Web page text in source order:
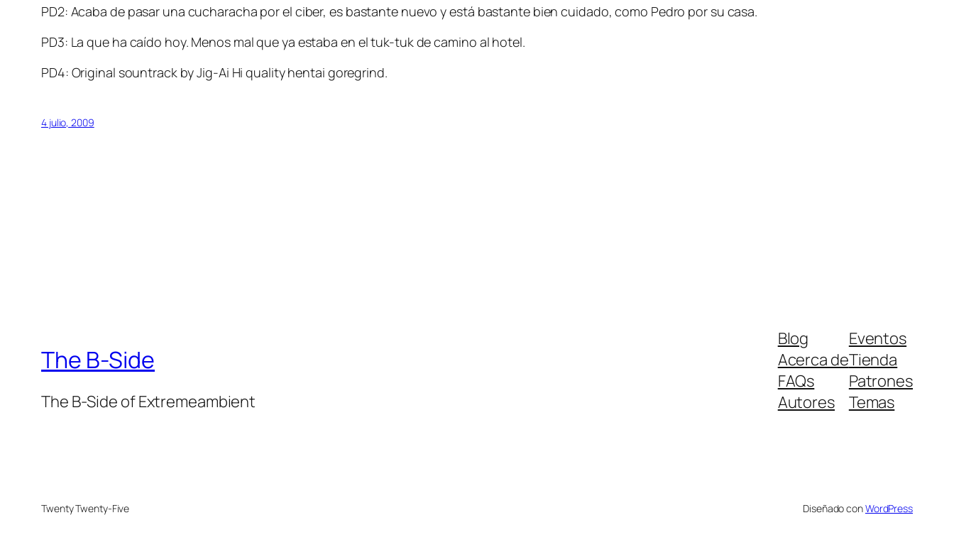
PD2: Acaba de pasar una cucharacha por el ciber, es bastante nuevo y está bastante bien cuidado, como Pedro por su casa.
PD3: La que ha caído hoy. Menos mal que ya estaba en el tuk-tuk de camino al hotel.
PD4: Original sountrack by Jig-Ai Hi quality hentai goregrind.
4 julio, 2009
The B-Side
The B-Side of Extremeambient
Blog
Acerca de
FAQs
Autores
Eventos
Tienda
Patrones
Temas
Twenty Twenty-Five Diseñado conWordPress